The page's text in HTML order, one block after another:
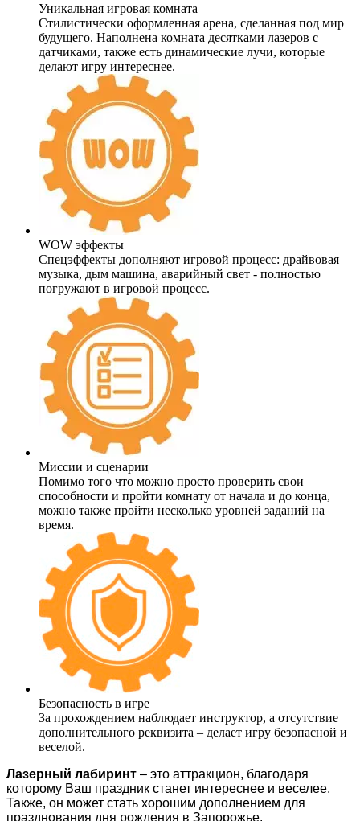
Уникальная игровая комната
Стилистически оформленная арена, сделанная под мир
будущего. Наполнена комната десятками лазеров с
датчиками, также есть динамические лучи, которые
делают игру интереснее.
WOW эффекты
Спецэффекты дополняют игровой процесс: драйвовая
музыка, дым машина, аварийный свет - полностью
погружают в игровой процесс.
Миссии и сценарии
Помимо того что можно просто проверить свои
способности и пройти комнату от начала и до конца,
можно также пройти несколько уровней заданий на
время.
Безопасность в игре
За прохождением наблюдает инструктор, а отсутствие
дополнительного реквизита – делает игру безопасной и
веселой.
Лазерный лабиринт – это аттракцион, благодаря
которому Ваш праздник станет интереснее и веселее.
Также, он может стать хорошим дополнением для
празднования дня рождения в Запорожье.